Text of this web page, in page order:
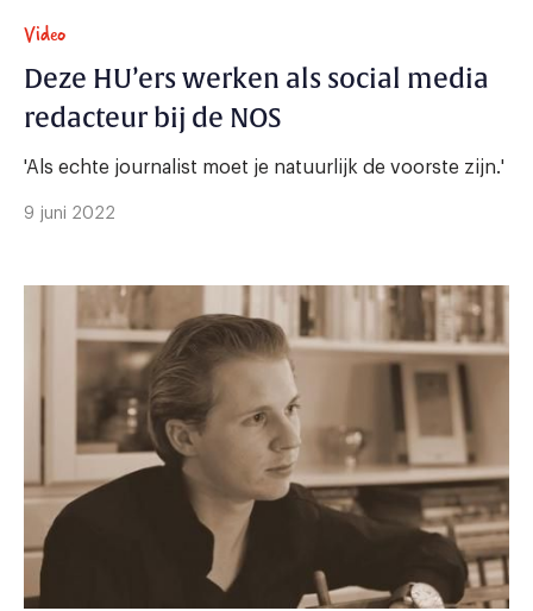
Video
Deze HU’ers werken als social media
redacteur bij de NOS
'Als echte journalist moet je natuurlijk de voorste zijn.'
9 juni 2022